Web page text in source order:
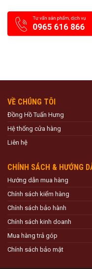
VỀ CHÚNG TÔI
Đồng Hồ Tuấn Hưng
Hệ thống cửa hàng
Liên hệ
CHÍNH SÁCH & HƯỚNG
Hướng dẫn mua hàng
Chính sách kiểm hàng
Chính sách bảo hành
Chính sách kinh doanh
Mua hàng trả góp
Chính sách bảo mật